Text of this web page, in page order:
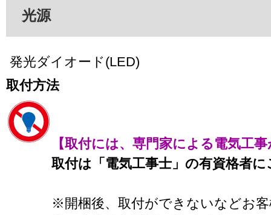
光源
発光ダイオード(LED)
取付方法
【取付には、専門家による電気工
取付は「電気工事士」の有資格者
※開梱後、取付ができないなどお